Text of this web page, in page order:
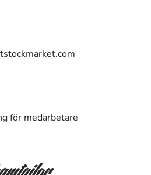
för medarbetare